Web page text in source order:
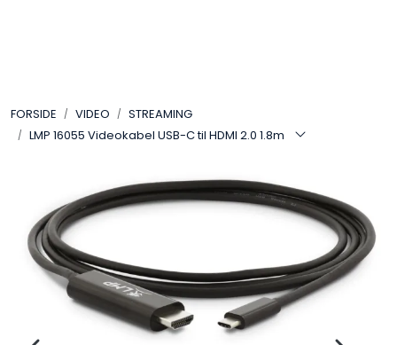
FORSIDE VIDEO
STREAMING
LMP 16055 Videokabel USB-C til HDMI 2.0 1.8m
LYD
TILBEHØR
VAREMERKER